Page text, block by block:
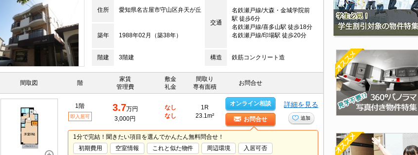
住所 愛知県名古屋市守山区弁天が丘
交通
名鉄瀬戸線/大森・金城学院前
駅 徒歩6分
名鉄瀬戸線/喜多山駅 徒歩18分
名鉄瀬戸線/印場駅 徒歩20分
築年 1988年02月（築38年）
階建 3階建 構造 鉄筋コンクリート造
間取図 階
家賃
管理費
敷金
礼金
間取り
専有面積
お問合せ
1階
即入居可
3.7万円
3,000円
なし
なし
1R
23.1m²
オンライン相談
お問合せ
詳細を見る
追加
1分で完結！聞きたい項目を選んでかんたん無料問合せ！
初期費用
空室情報 これと似た物件 周辺環境 入居可否